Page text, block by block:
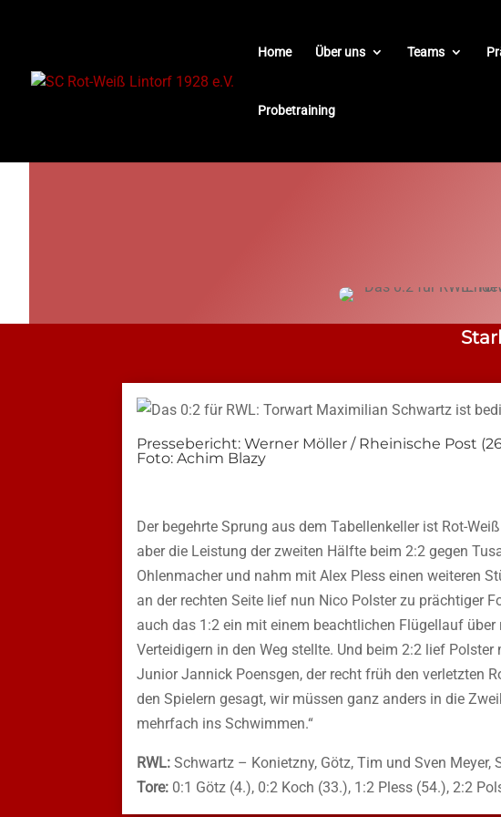
Home Über uns Teams
Probetraining
Pressebericht: Werner Möller / Rheinische Post
Foto: Achim Blazy
Der begehrte Sprung aus dem Tabellenkeller ist Rot-
aber die Leistung der zweiten Hälfte beim 2:2 gegen
Ohlenmacher und nahm mit Alex Pless einen weiteren
an der rechten Seite lief nun Nico Polster zu prächtiger
auch das 1:2 ein mit einem beachtlichen Flügellauf
Verteidigern in den Weg stellte. Und beim 2:2 lief
Junior Jannick Poensgen, der recht früh den verletzten
den Spielern gesagt, wir müssen ganz anders in die
mehrfach ins Schwimmen.“
RWL: Schwartz – Konietzny, Götz, Tim und Sven Meyer,
Tore: 0:1 Götz (4.), 0:2 Koch (33.), 1:2 Pless (54.), 2:2